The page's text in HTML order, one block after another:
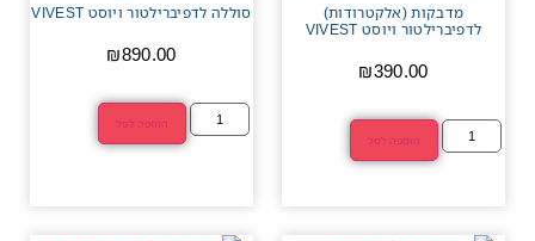
מדבקות (אלקטרודות)
לדפיברילטור ויוסט VIVEST
₪390.00
הוספה לסל
סוללה לדפיברילטור ויוסט VIVEST
₪890.00
הוספה לסל